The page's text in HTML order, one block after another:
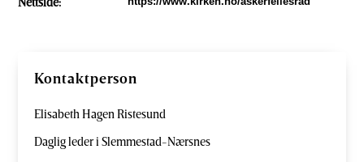
Kontaktperson
Elisabeth Hagen Ristesund
Daglig leder i Slemmestad-Nærsnes